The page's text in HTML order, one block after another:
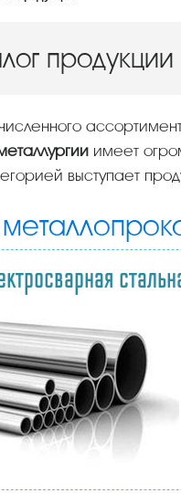
продукции
имеет
выступает